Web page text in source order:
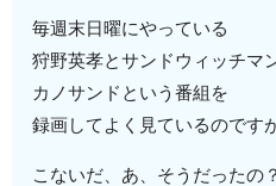
毎週末日曜にやっている
狩野英孝とサンドウィッチマ
カノサンドという番組を
録画してよく見ているのです
こないだ、あ、そうだったの？